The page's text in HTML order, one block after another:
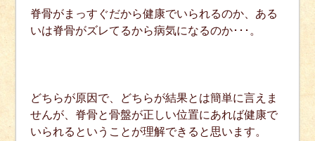
脊骨がまっすぐだから健康でいられるのか、ある
いは脊骨がズレてるから病気になるのか･･･。
どちらが原因で、どちらが結果とは簡単に言えま
せんが、脊骨と骨盤が正しい位置にあれば健康で
いられるということが理解できると思います。